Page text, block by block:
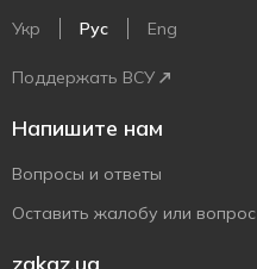
Укр Рус Eng
Поддержать ВСУ
Напишите нам
Вопросы и ответы
Оставить жалобу или вопрос